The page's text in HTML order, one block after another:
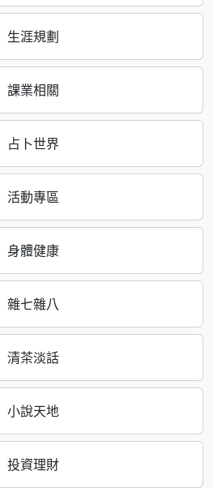
生涯規劃
課業相關
占卜世界
活動專區
身體健康
雜七雜八
清茶淡話
小說天地
投資理財